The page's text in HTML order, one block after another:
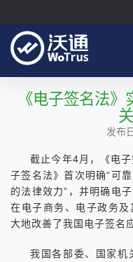
《电子签名法
发布
截止今年4月，《电
子签名法》首次明确“可
的法律效力”，并明确电
在电子商务、电子政务
大地改善了我国电子签名
我国各部委、国家机